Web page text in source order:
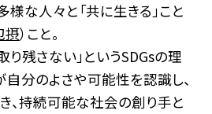
多様な人々と「共に生きる」こと
摂）こと。
残さない」というSDGsの理
自分のよさや可能性を認識し、
、持続可能な社会の創り手と